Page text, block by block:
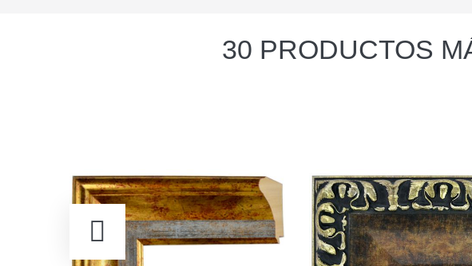
30 PRODUCTOS